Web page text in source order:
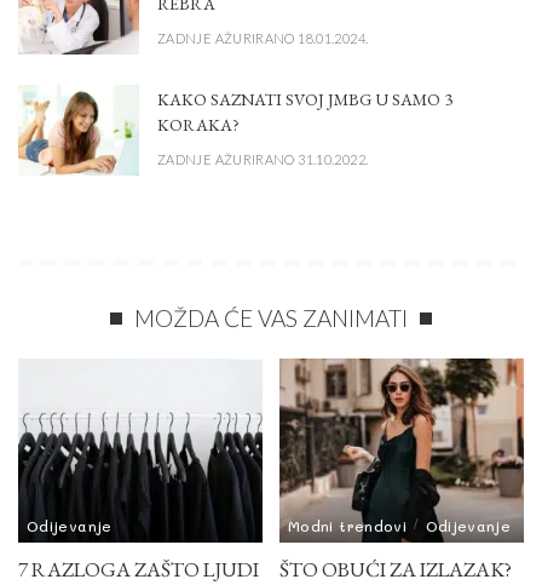
ZADNJE AŽURIRANO 18.01.2024.
KAKO SAZNATI SVOJ JMBG U SAMO 3
KORAKA?
ZADNJE AŽURIRANO 31.10.2022.
MOŽDA ĆE VAS ZANIMATI
Odijevanje
7 RAZLOGA ZAŠTO LJUDI
Modni trendovi Odijevanje
ŠTO OBUĆI ZA IZLAZAK?